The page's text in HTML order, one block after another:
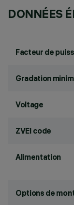
DONNÉES
Facteur de
Gradation
Voltage
ZVEI code
Alimentation
Options de